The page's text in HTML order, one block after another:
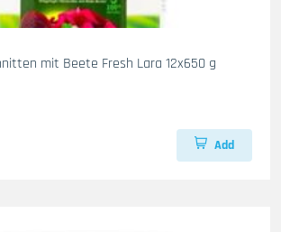
EG. Reube geschnitten mit Beete Fresh Lara 12x650 g
Add